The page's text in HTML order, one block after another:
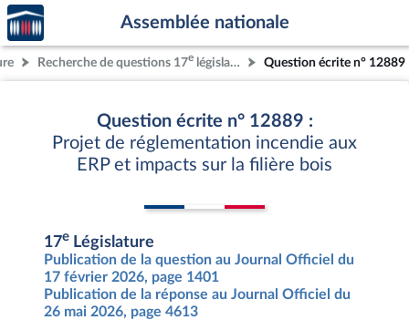
Aller au contenu
Aller en bas de la page
Accèder
à la
page
d'accueil
Assemblée nationale
Recherche de questions 17e législature Question écrite n° 12889
Question écrite n° 12889 :
Projet de réglementation incendie aux
ERP et impacts sur la filière bois
17e Législature
Publication de la question au Journal Officiel du
17 février 2026, page 1401
Publication de la réponse au Journal Officiel du
26 mai 2026, page 4613